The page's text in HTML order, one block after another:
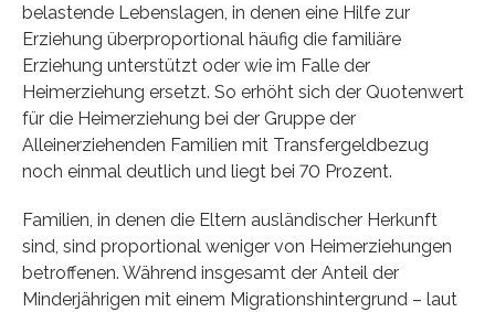
belastende Lebenslagen, in denen eine Hilfe zur
Erziehung überproportional häufig die familiäre
Erziehung unterstützt oder wie im Falle der
Heimerziehung ersetzt. So erhöht sich der Quotenwert
für die Heimerziehung bei der Gruppe der
Alleinerziehenden Familien mit Transfergeldbezug
noch einmal deutlich und liegt bei 70 Prozent.
Familien, in denen die Eltern ausländischer Herkunft
sind, sind proportional weniger von Heimerziehungen
betroffenen. Während insgesamt der Anteil der
Minderjährigen mit einem Migrationshintergrund – laut